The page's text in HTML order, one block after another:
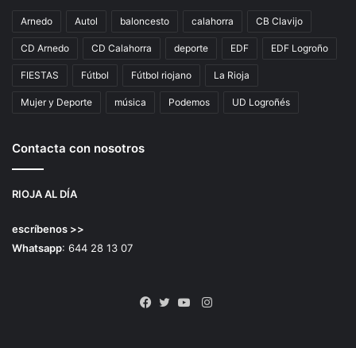
Arnedo Autol baloncesto calahorra CB Clavijo
CD Arnedo CD Calahorra deporte EDF EDF Logroño
FIESTAS Fútbol Fútbol riojano La Rioja
Mujer y Deporte música Podemos UD Logroñés
Contacta con nosotros
RIOJA AL DÍA
escríbenos >>
Whatsapp: 644 28 13 07
Instagram